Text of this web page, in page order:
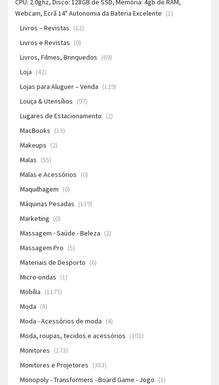
CPU: 2.0ghz, Disco: 128GB de SSD, Memória: 4gb de RAM,
Webcam, Ecrã 14" Autonomia da Bateria Excelente (1)
Livros – Revistas (12)
Livros e Revistas (0)
Livros, Filmes, Brinquedos (69)
Loja (42)
Lojas para Aluguer – Venda (129)
Louça & Utensílios (97)
Lugares de Estacionamento (2)
MacBooks (13)
Makeups (2)
Malas (55)
Malas e Acessórios (0)
Maquilhagem (0)
Máquinas Pesadas (119)
Marketing (0)
Massagem - Saúde - Beleza (2)
Massagem Pro (5)
Materiais de Desporto (6)
Micro-ondas (1)
Mobília (1175)
Moda (8)
Moda - Acessórios de moda (4)
Moda, roupas, tecidos e acessórios (101)
Monitores (173)
Monitores e Projetores (383)
Monopoly - Transformers - Board Game - Jogo (1)